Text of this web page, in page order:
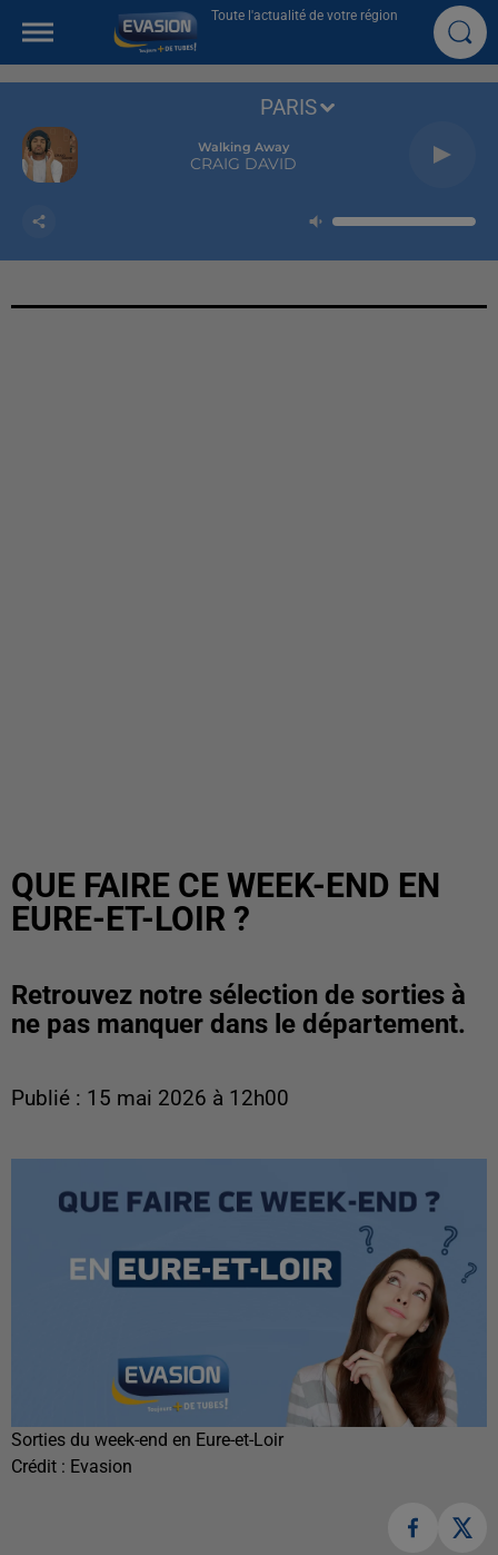
Toute l'actualité de votre région
Walking Away
CRAIG DAVID
PARIS
QUE FAIRE CE WEEK-END EN
EURE-ET-LOIR ?
Retrouvez notre sélection de sorties à
ne pas manquer dans le département.
Publié : 15 mai 2026 à 12h00
Sorties du week-end en Eure-et-Loir
Crédit : Evasion